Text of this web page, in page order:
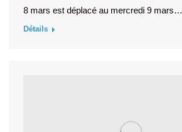
8 mars est déplacé au mercredi 9 mars…
Détails